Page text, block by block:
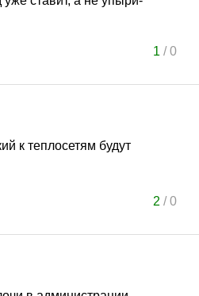
1 /0
к теплосетям будут
2 /0